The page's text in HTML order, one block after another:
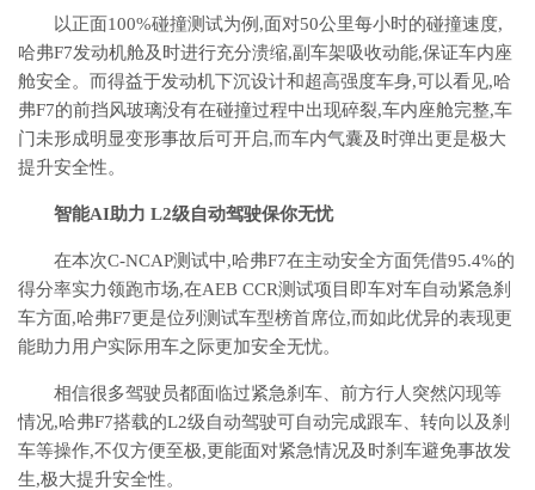
以正面100%碰撞测试为例,面对50公里每小时的碰撞速度,
哈弗F7发动机舱及时进行充分溃缩,副车架吸收动能,保证车内座
舱安全。而得益于发动机下沉设计和超高强度车身,可以看见,哈
弗F7的前挡风玻璃没有在碰撞过程中出现碎裂,车内座舱完整,车
门未形成明显变形事故后可开启,而车内气囊及时弹出更是极大
提升安全性。
智能AI助力 L2级自动驾驶保你无忧
在本次C-NCAP测试中,哈弗F7在主动安全方面凭借95.4%的
得分率实力领跑市场,在AEB CCR测试项目即车对车自动紧急刹
车方面,哈弗F7更是位列测试车型榜首席位,而如此优异的表现更
能助力用户实际用车之际更加安全无忧。
相信很多驾驶员都面临过紧急刹车、前方行人突然闪现等
情况,哈弗F7搭载的L2级自动驾驶可自动完成跟车、转向以及刹
车等操作,不仅方便至极,更能面对紧急情况及时刹车避免事故发
生,极大提升安全性。